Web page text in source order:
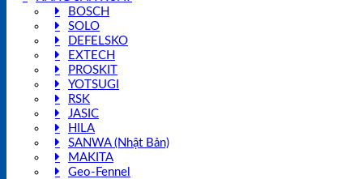
BOSCH
SOLO
DEFELSKO
EXTECH
PROSKIT
YOTSUGI
RSK
JASIC
HILA
SANWA (Nhật Bản)
MAKITA
Geo-Fennel